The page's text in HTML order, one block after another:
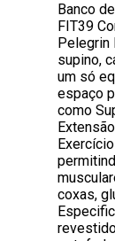
Banco
FIT39
Pelegrin
supino,
um só
espaço
como
coxas,